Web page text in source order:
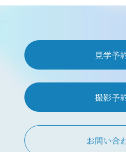
見学予
撮影予
お問い合